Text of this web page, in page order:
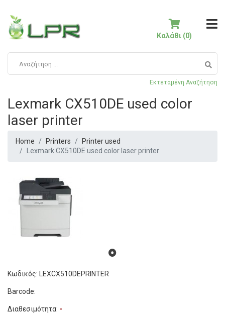
Εκτεταμένη Αναζήτηση
Καλάθι (0)
Lexmark CX510DE used color
laser printer
Home Printers
Printer used
Lexmark CX510DE used color laser printer
Κωδικός: LEXCX510DEPRINTER
Barcode:
Διαθεσιμότητα: -